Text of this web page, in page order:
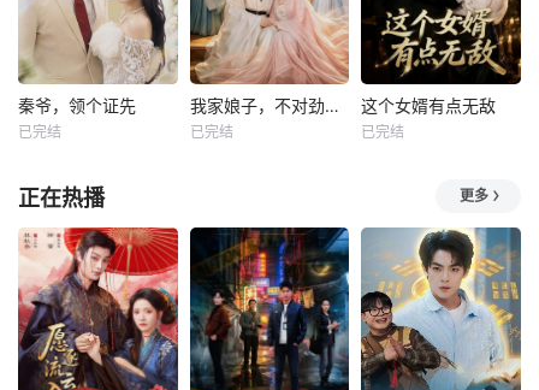
秦爷，领个证先
已完结
我家娘子，不对劲第四季
已完结
这个女婿有点无敌
已完结
正在热播 更多